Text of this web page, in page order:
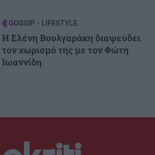
GOSSIP - LIFESTYLE
Η Ελένη Βουλγαράκη διαψεύδει
τον χωρισμό της με τον Φώτη
Ιωαννίδη